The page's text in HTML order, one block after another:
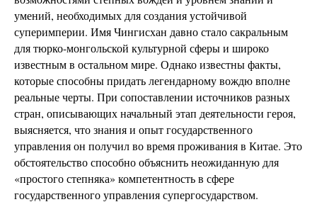
умений, необходимых для создания устойчивой
суперимперии. Имя Чингисхан давно стало сакральным
для тюрко-монгольской культурной сферы и широко
известным в остальном мире. Однако известны факты,
которые способны придать легендарному вождю вполне
реальные черты. При сопоставлении источников разных
стран, описывающих начальный этап деятельности героя,
выясняется, что знания и опыт государственного
управления он получил во время проживания в Китае. Это
обстоятельство способно объяснить неожиданную для
«простого степняка» компетентность в сфере
государственного управления супергосударством.